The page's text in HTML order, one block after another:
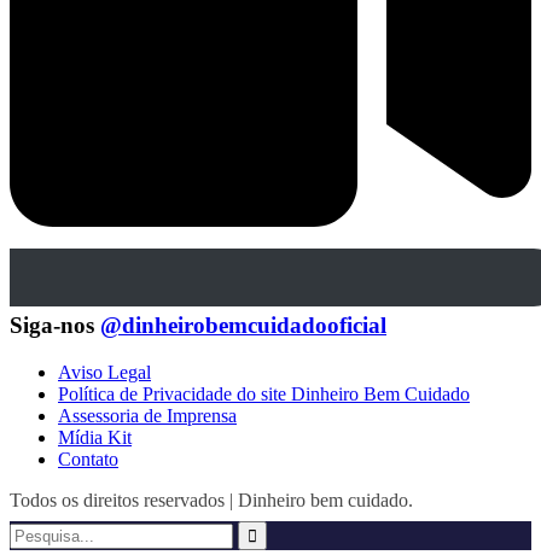
Siga-nos @dinheirobemcuidadooficial
Aviso Legal
Política de Privacidade do site Dinheiro Bem Cuidado
Assessoria de Imprensa
Mídia Kit
Contato
Todos os direitos reservados | Dinheiro bem cuidado.